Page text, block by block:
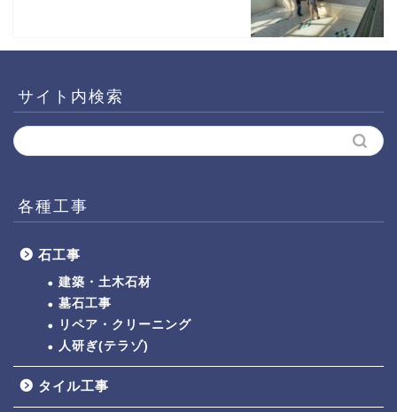
サイト内検索
各種工事
石工事
建築・土木石材
墓石工事
リペア・クリーニング
人研ぎ(テラゾ)
タイル工事